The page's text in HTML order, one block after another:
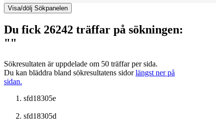
Visa/dölj Sökpanelen
Du fick 26242 träffar på sökningen:
""
Sökresultaten är uppdelade om 50 träffar per sida.
Du kan bläddra bland sökresultatens sidorlängst ner på
sidan.
sfd18305e
sfd18305d